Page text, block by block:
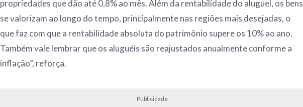
propriedades que dão até 0,8% ao mês. Além da rentabilidade do aluguel, os bens
se valorizam ao longo do tempo, principalmente nas regiões mais desejadas, o
que faz com que a rentabilidade absoluta do patrimônio supere os 10% ao ano.
Também vale lembrar que os aluguéis são reajustados anualmente conforme a
inflação”, reforça.
Publicidade